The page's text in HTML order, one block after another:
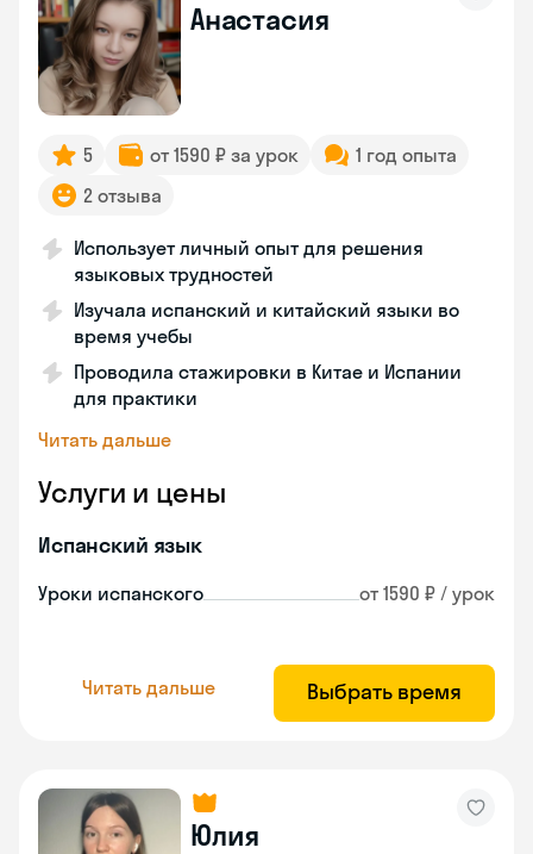
Анастасия
5 от 1590 ₽ за урок
1 год опыта
2 отзыва
Использует личный опыт для решения
языковых трудностей
Изучала испанский и китайский языки во
время учебы
Проводила стажировки в Китае и Испании
для практики
Читать дальше
Услуги и цены
Испанский язык
Уроки испанского от 1590 ₽ / урок
Читать дальше Выбрать время
Юлия